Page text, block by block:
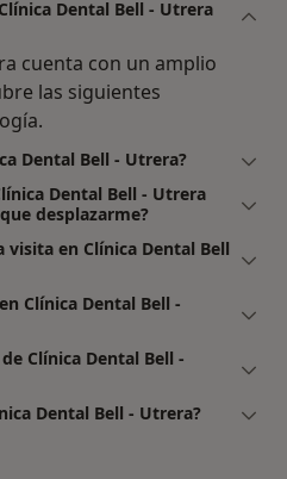
Dental Bell - Utrera
cuenta con un amplio
las siguientes
Dental Bell - Utrera?
Dental Bell - Utrera
desplazarme?
visita en Clínica Dental Bell
Clínica Dental Bell -
Clínica Dental Bell -
Dental Bell - Utrera?